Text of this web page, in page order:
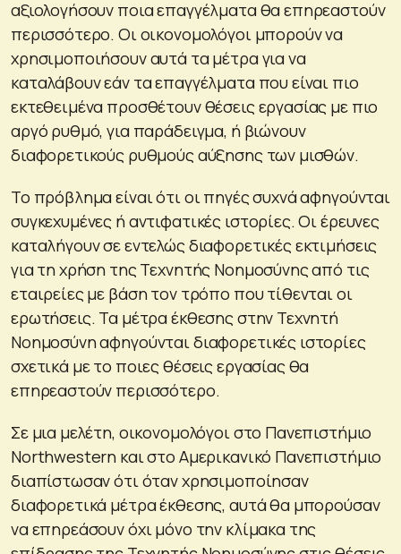
αξιολογήσουν ποια επαγγέλματα θα επηρεαστούν
περισσότερο. Οι οικονομολόγοι μπορούν να
χρησιμοποιήσουν αυτά τα μέτρα για να
καταλάβουν εάν τα επαγγέλματα που είναι πιο
εκτεθειμένα προσθέτουν θέσεις εργασίας με πιο
αργό ρυθμό, για παράδειγμα, ή βιώνουν
διαφορετικούς ρυθμούς αύξησης των μισθών.
Το πρόβλημα είναι ότι οι πηγές συχνά αφηγούνται
συγκεχυμένες ή αντιφατικές ιστορίες. Οι έρευνες
καταλήγουν σε εντελώς διαφορετικές εκτιμήσεις
για τη χρήση της Τεχνητής Νοημοσύνης από τις
εταιρείες με βάση τον τρόπο που τίθενται οι
ερωτήσεις. Τα μέτρα έκθεσης στην Τεχνητή
Νοημοσύνη αφηγούνται διαφορετικές ιστορίες
σχετικά με το ποιες θέσεις εργασίας θα
επηρεαστούν περισσότερο.
Σε μια μελέτη, οικονομολόγοι στο Πανεπιστήμιο
Northwestern και στο Αμερικανικό Πανεπιστήμιο
διαπίστωσαν ότι όταν χρησιμοποίησαν
διαφορετικά μέτρα έκθεσης, αυτά θα μπορούσαν
να επηρεάσουν όχι μόνο την κλίμακα της